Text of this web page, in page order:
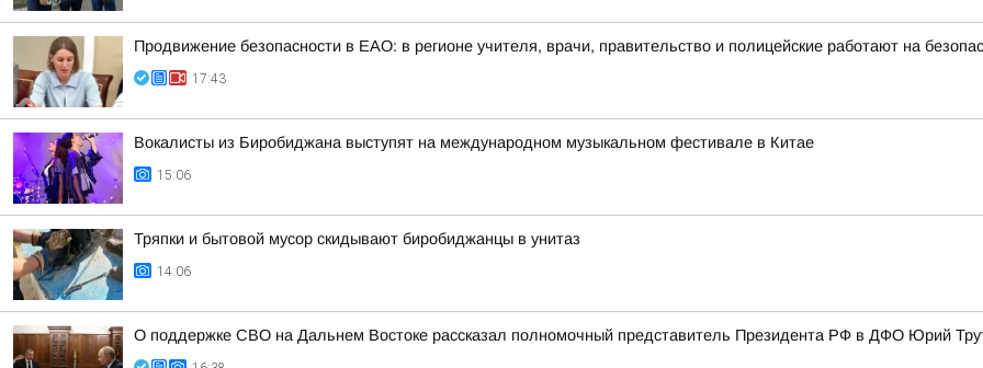
Продвижение безопасности в ЕАО: в регионе учителя, врачи, правительство и полицейские работают на
17:43
Вокалисты из Биробиджана выступят на международном музыкальном фестивале в Китае
15:06
Тряпки и бытовой мусор скидывают биробиджанцы в унитаз
14:06
О поддержке СВО на Дальнем Востоке рассказал полномочный представитель Президента РФ в ДФО Юрий